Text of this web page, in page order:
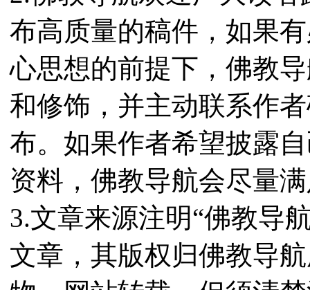
布高质量的稿件，如果
心思想的前提下，佛教
和修饰，并主动联系作
布。如果作者希望披露
资料，佛教导航会尽量
3.文章来源注明“佛教导
文章，其版权归佛教导